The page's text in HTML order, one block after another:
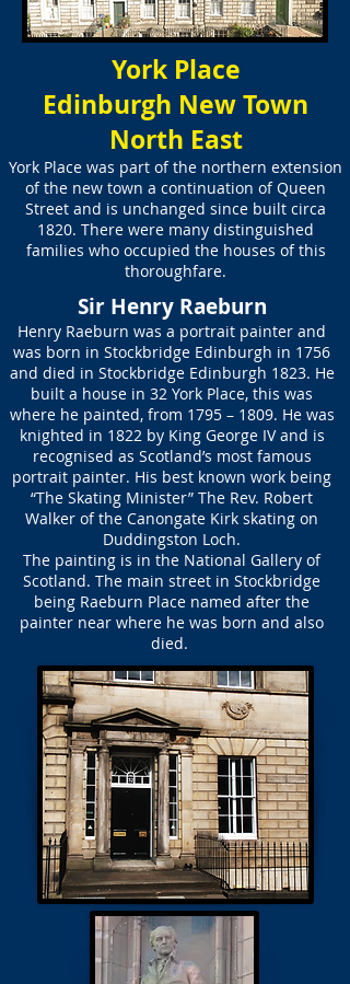
York Place
Edinburgh New Town
North East
York Place was part of the northern extension
of the new town a continuation of Queen
Street and is unchanged since built circa
1820. There were many distinguished
families who occupied the houses of this
thoroughfare.
Sir Henry Raeburn
Henry Raeburn was a portrait painter and
was born in Stockbridge Edinburgh in 1756
and died in Stockbridge Edinburgh 1823. He
built a house in 32 York Place, this was
where he painted, from 1795 – 1809. He was
knighted in 1822 by King George IV and is
recognised as Scotland’s most famous
portrait painter. His best known work being
“The Skating Minister” The Rev. Robert
Walker of the Canongate Kirk skating on
Duddingston Loch.
The painting is in the National Gallery of
Scotland. The main street in Stockbridge
being Raeburn Place named after the
painter near where he was born and also
died.